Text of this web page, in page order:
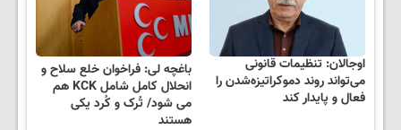
اوجالان: تنظیمات قانونی
می‌تواند روند دموکراتیزه‌شدن را
فعال و پایدار کند
باغچه لی: فراخوان خلع سلاح و
انحلال کامل شامل KCK هم
می شود/ تُرک و کُرد یکی
هستند